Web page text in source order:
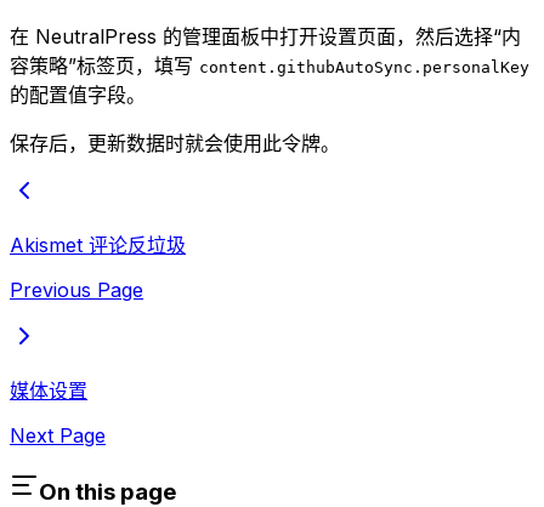
在 NeutralPress 的管理面板中打开设置页面，然后选择“内
容策略”标签页，填写 content.githubAutoSync.personalKey
的配置值字段。
保存后，更新数据时就会使用此令牌。
Akismet 评论反垃圾
Previous Page
媒体设置
Next Page
On this page